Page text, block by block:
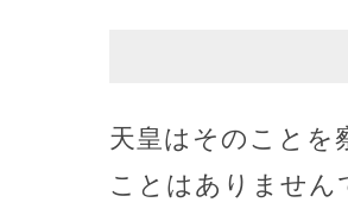
天皇はそのことを
ことはありません